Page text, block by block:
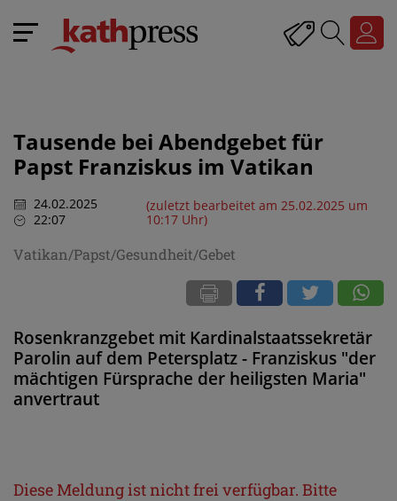
Tausende bei Abendgebet für
Papst Franziskus im Vatikan
24.02.2025
22:07
(zuletzt bearbeitet am 25.02.2025 um
10:17 Uhr)
Vatikan/Papst/Gesundheit/Gebet
Rosenkranzgebet mit Kardinalstaatssekretär
Parolin auf dem Petersplatz - Franziskus "der
mächtigen Fürsprache der heiligsten Maria"
anvertraut
Diese Meldung ist nicht frei verfügbar. Bitte